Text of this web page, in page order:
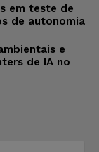
em teste de
de autonomia
e
de IA no